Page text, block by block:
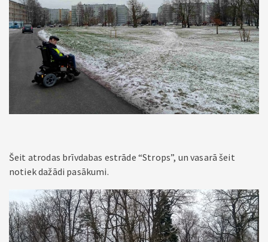
Šeit atrodas brīvdabas estrāde “Strops”, un vasarā šeit
notiek dažādi pasākumi.